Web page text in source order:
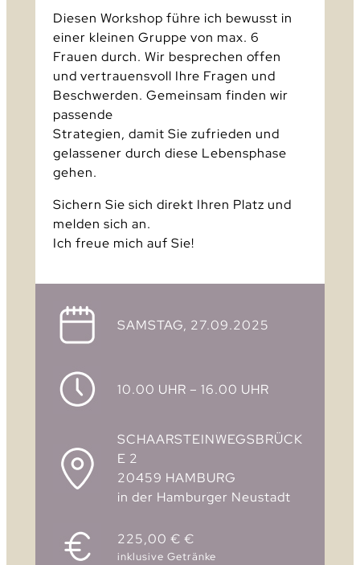
SAMSTAG, 27.09.2025
10.00 UHR – 16.00 UHR
SCHAARSTEINWEGSBRÜCK
E 2
20459 HAMBURG
in der Hamburger Neustadt
225,00 € €
inklusive Getränke
Diesen Workshop führe ich bewusst in
einer kleinen Gruppe von max. 6
Frauen durch. Wir besprechen offen
und vertrauensvoll Ihre Fragen und
Beschwerden. Gemeinsam finden wir
passende
Strategien, damit Sie zufrieden und
gelassener durch diese Lebensphase
gehen.
Sichern Sie sich direkt Ihren Platz und
melden sich an.
Ich freue mich auf Sie!